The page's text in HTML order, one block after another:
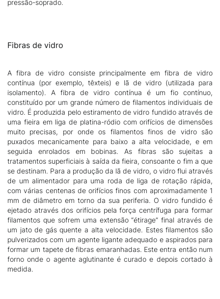
pressão-soprado.
Fibras de vidro
A fibra de vidro consiste principalmente em fibra de vidro
contínua (por exemplo, têxteis) e lã de vidro (utilizada para
isolamento). A fibra de vidro contínua é um fio contínuo,
constituído por um grande número de filamentos individuais de
vidro. É produzida pelo estiramento de vidro fundido através de
uma fieira em liga de platina-ródio com orifícios de dimensões
muito precisas, por onde os filamentos finos de vidro são
puxados mecanicamente para baixo a alta velocidade, e em
seguida enrolados em bobinas. As fibras são sujeitas a
tratamentos superficiais à saída da fieira, consoante o fim a que
se destinam. Para a produção da lã de vidro, o vidro flui através
de um alimentador para uma roda de liga de rotação rápida,
com várias centenas de orifícios finos com aproximadamente 1
mm de diâmetro em torno da sua periferia. O vidro fundido é
ejetado através dos orifícios pela força centrífuga para formar
filamentos que sofrem uma extensão “étirage” final através de
um jato de gás quente a alta velocidade. Estes filamentos são
pulverizados com um agente ligante adequado e aspirados para
formar um tapete de fibras emaranhadas. Este entra então num
forno onde o agente aglutinante é curado e depois cortado à
medida.